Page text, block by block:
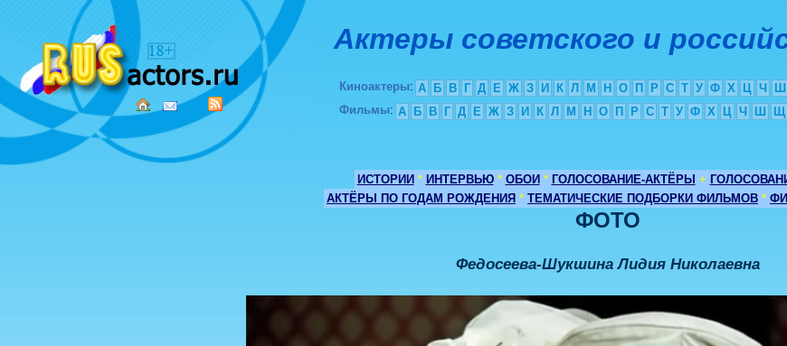
Актеры советского и
Киноактеры: А Б В Г Д Е Ж З И К Л М Н О П Р С Т У Ф Х Ц Ч Ш
Фильмы: А Б В Г Д Е Ж З И К Л М Н О П Р С Т У Ф Х Ц Ч Ш Щ
ИСТОРИИ * ИНТЕРВЬЮ * ОБОИ * ГОЛОСОВАНИЕ-АКТЁРЫ +
АКТЁРЫ ПО ГОДАМ РОЖДЕНИЯ * ТЕМАТИЧЕСКИЕ ПОДБОРКИ ФИЛЬМОВ *
ФОТО
Федосеева-Шукшина Лидия Николаевна